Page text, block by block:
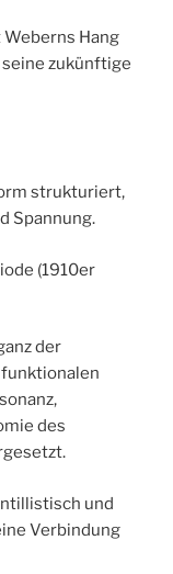
Hang
zukünftige
strukturiert,
Spannung.
(1910er
der
des
und
Verbindung